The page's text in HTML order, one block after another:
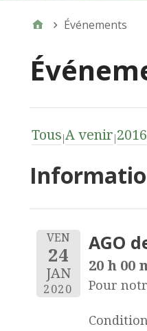
Événements
Tous A venir 2016
VEN
24
JAN
2020
AGO
20 h 00
Pour